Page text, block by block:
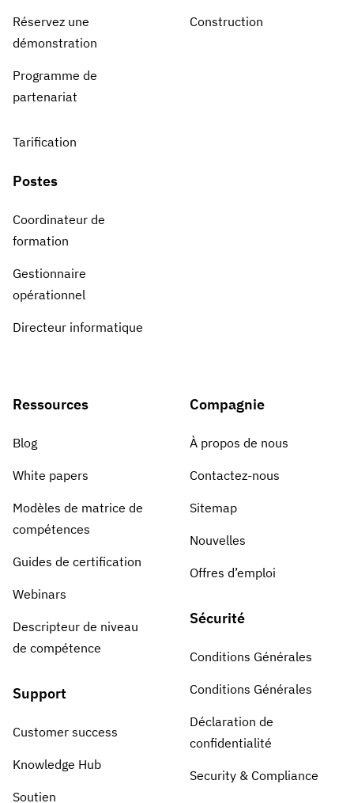
Réservez une
démonstration
Programme de
partenariat
Tarification
Postes
Coordinateur de
formation
Gestionnaire
opérationnel
Directeur informatique
Construction
Ressources
Blog
White papers
Modèles de matrice de
compétences
Guides de certification
Webinars
Descripteur de niveau
de compétence
Support
Customer success
Knowledge Hub
Soutien
Compagnie
À propos de nous
Contactez-nous
Sitemap
Nouvelles
Offres d’emploi
Sécurité
Conditions Générales
Conditions Générales
Déclaration de
confidentialité
Security & Compliance